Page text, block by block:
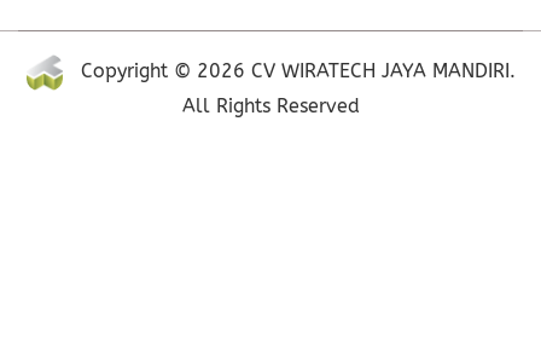
Copyright © 2026 CV WIRATECH JAYA MANDIRI.
All Rights Reserved